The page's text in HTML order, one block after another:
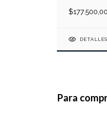
$177.500,00
DETALLES
Para